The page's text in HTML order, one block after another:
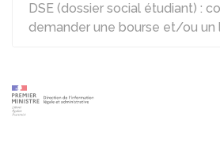
DSE (dossier social étudiant) :
demander une bourse et/ou un